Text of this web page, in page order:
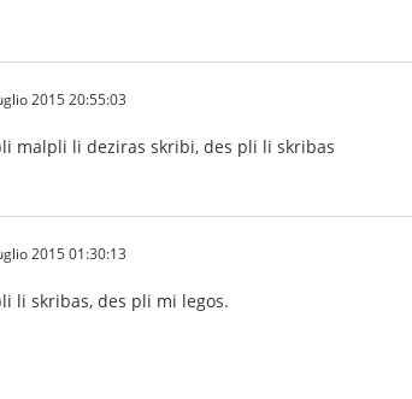
2015 20:55:03
malpli li deziras skribi, des pli li skribas
2015 01:30:13
li skribas, des pli mi legos.